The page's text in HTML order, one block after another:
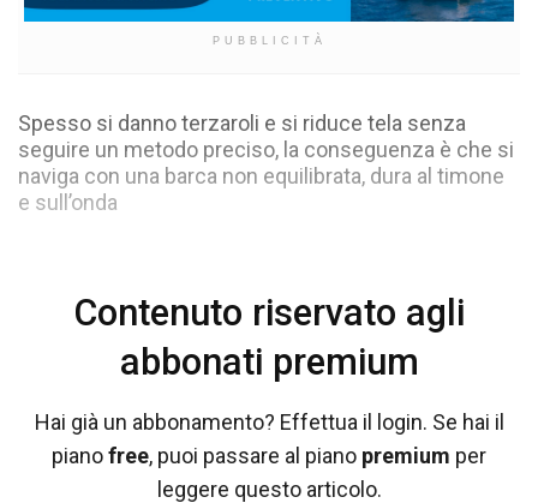
PUBBLICITÀ
Spesso si danno terzaroli e si riduce tela senza
seguire un metodo preciso, la conseguenza è che si
naviga con una barca non equilibrata, dura al timone
e sull’onda
Contenuto riservato agli
abbonati premium
Hai già un abbonamento? Effettua il login. Se hai il
pianofree, puoi passare al piano premium per
leggere questo articolo.